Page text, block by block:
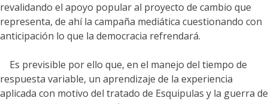
revalidando el apoyo popular al proyecto de cambio que
representa, de ahí la campaña mediática cuestionando con
anticipación lo que la democracia refrendará.
Es previsible por ello que, en el manejo del tiempo de
respuesta variable, un aprendizaje de la experiencia
aplicada con motivo del tratado de Esquipulas y la guerra de